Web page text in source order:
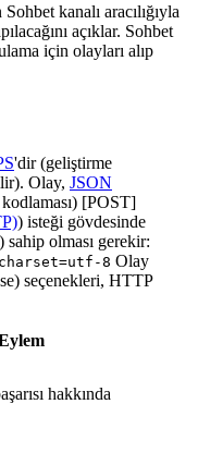
kanalı aracılığıyla
açıklar. Sohbet
için olayları alıp
'dir (geliştirme
Olay, JSON
[POST]
) isteği gövdesinde
olması gerekir:
8 Olay
seçenekleri, HTTP
hakkında